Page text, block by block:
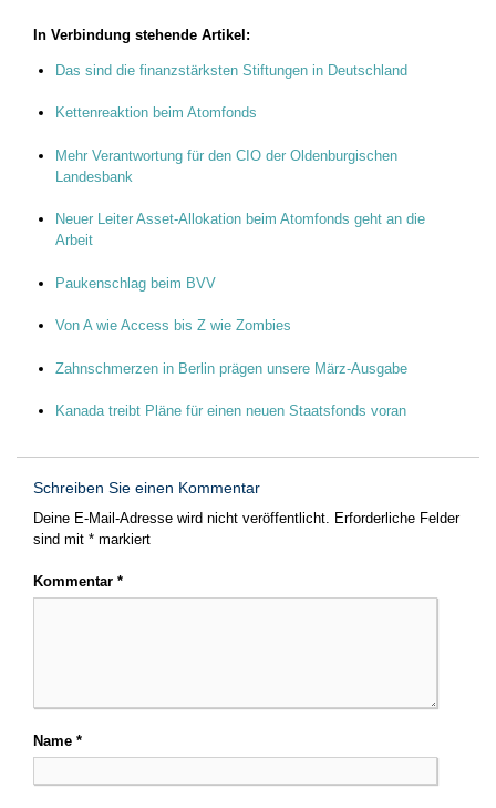
In Verbindung stehende Artikel:
Das sind die finanzstärksten Stiftungen in Deutschland
Kettenreaktion beim Atomfonds
Mehr Verantwortung für den CIO der Oldenburgischen
Landesbank
Neuer Leiter Asset-Allokation beim Atomfonds geht an die
Arbeit
Paukenschlag beim BVV
Von A wie Access bis Z wie Zombies
Zahnschmerzen in Berlin prägen unsere März-Ausgabe
­­Kanada treibt Pläne für einen neuen Staatsfonds voran
Schreiben Sie einen Kommentar
Deine E-Mail-Adresse wird nicht veröffentlicht.
Erforderliche Felder
sind mit * markiert
Kommentar *
Name *